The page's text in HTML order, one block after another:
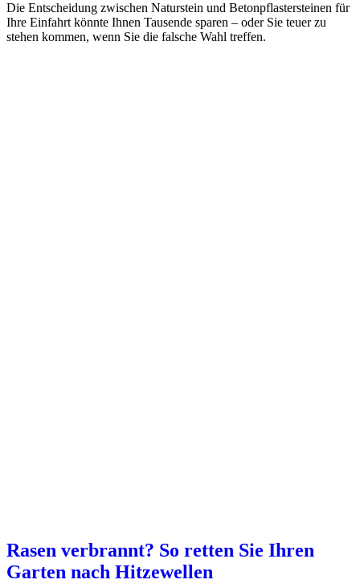
Die Entscheidung zwischen Naturstein und Betonpflastersteinen für
Ihre Einfahrt könnte Ihnen Tausende sparen – oder Sie teuer zu
stehen kommen, wenn Sie die falsche Wahl treffen.
Rasen verbrannt? So retten Sie Ihren
Garten nach Hitzewellen